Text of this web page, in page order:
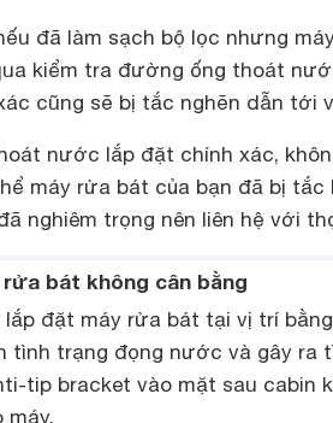
đã làm sạch bộ lọc nhưng
kiểm tra đường ống thoát
cũng sẽ bị tắc nghẽn dẫn tới
nước lắp đặt chính xác,
máy rửa bát của bạn đã bị tắc
nghiêm trọng nên liên hệ với
bát không cân bằng
lắp đặt máy rửa bát tại vị trí
tình trạng đọng nước và gây ra
tip bracket vào mặt sau cabin
máy.